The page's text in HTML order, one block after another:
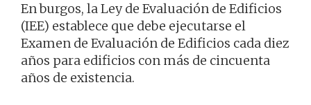
En burgos, la Ley de Evaluación de Edificios
(IEE) establece que debe ejecutarse el
Examen de Evaluación de Edificios cada diez
años para edificios con más de cincuenta
años de existencia.